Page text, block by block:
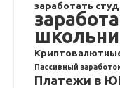
заработать
Пассивный
Платежи в